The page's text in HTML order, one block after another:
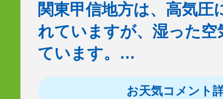
関東甲信地方は、高気圧
れていますが、湿った空
ています。…
お天気コメント